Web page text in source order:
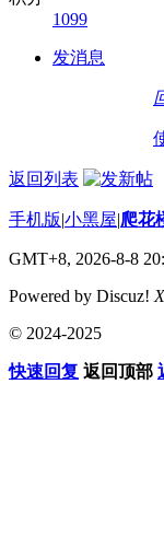
1099
发消息
返回列表
手机版|小黑屋|爬花
GMT+8, 2026-8-8
Powered by Discuz!
© 2024-2025
快速回复 返回顶部